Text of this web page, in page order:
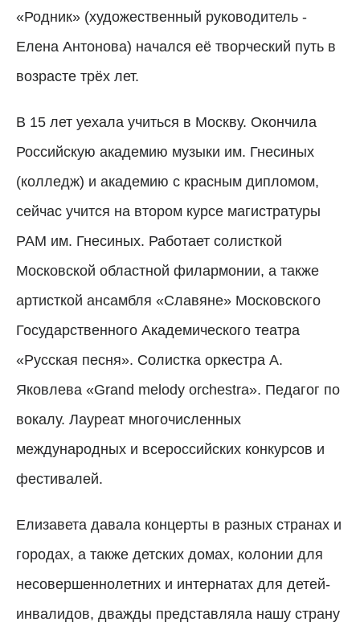
«Родник» (художественный руководитель -
Елена Антонова) начался её творческий путь в
возрасте трёх лет.
В 15 лет уехала учиться в Москву. Окончила
Российскую академию музыки им. Гнесиных
(колледж) и академию с красным дипломом,
сейчас учится на втором курсе магистратуры
РАМ им. Гнесиных. Работает солисткой
Московской областной филармонии, а также
артисткой ансамбля «Славяне» Московского
Государственного Академического театра
«Русская песня». Солистка оркестра А.
Яковлева «Grand melody orchestra». Педагог по
вокалу. Лауреат многочисленных
международных и всероссийских конкурсов и
фестивалей.
Елизавета давала концерты в разных странах и
городах, а также детских домах, колонии для
несовершеннолетних и интернатах для детей-
инвалидов, дважды представляла нашу страну